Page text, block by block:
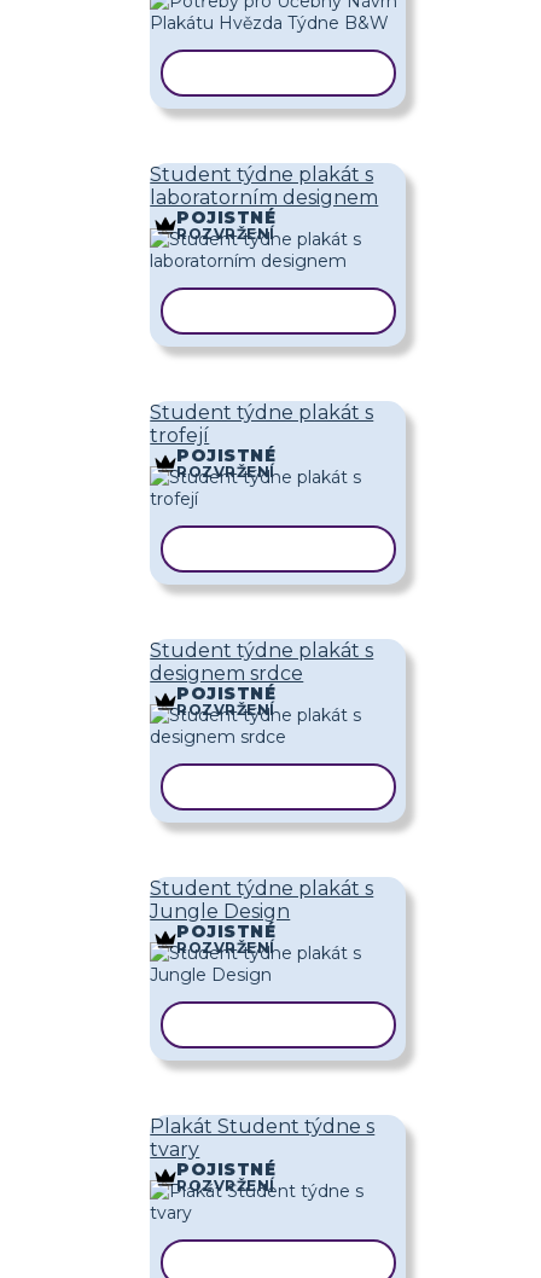
Student týdne plakát s
laboratorním designem
POJISTNÉ
ROZVRŽENÍ
Student týdne plakát s
trofejí
POJISTNÉ
ROZVRŽENÍ
Student týdne plakát s
designem srdce
POJISTNÉ
ROZVRŽENÍ
Student týdne plakát s
Jungle Design
POJISTNÉ
ROZVRŽENÍ
Plakát Student týdne s
tvary
POJISTNÉ
ROZVRŽENÍ